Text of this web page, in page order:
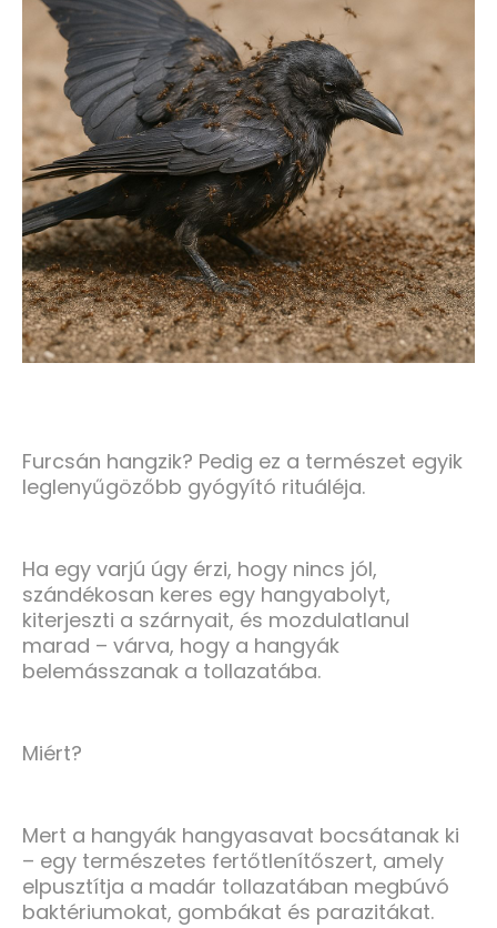
Furcsán hangzik? Pedig ez a természet egyik
leglenyűgözőbb gyógyító rituáléja.
Ha egy varjú úgy érzi, hogy nincs jól,
szándékosan keres egy hangyabolyt,
kiterjeszti a szárnyait, és mozdulatlanul
marad – várva, hogy a hangyák
belemásszanak a tollazatába.
Miért?
Mert a hangyák hangyasavat bocsátanak ki
– egy természetes fertőtlenítőszert, amely
elpusztítja a madár tollazatában megbúvó
baktériumokat, gombákat és parazitákat.